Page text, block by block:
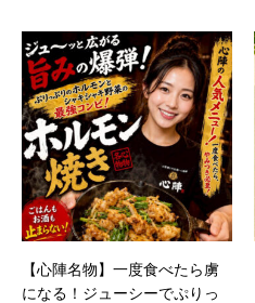
【心陣名物】一度食べたら虜
になる！ジューシーでぷりっ